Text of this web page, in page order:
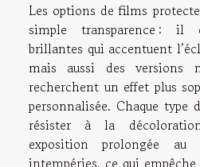
Les options de films
simple transparence : il
brillantes qui accentuent
mais aussi des versions
recherchent un effet plus
personnalisée. Chaque
résister à la
exposition prolongée
intempéries, ce qui